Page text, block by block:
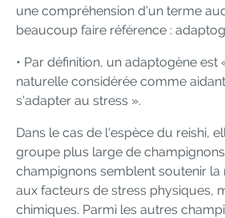
une compréhension d'un terme
beaucoup faire référence :
• Par définition, un adaptogène est
naturelle considérée comme
s'adapter au stress ».
Dans le cas de l'espèce du reishi,
groupe plus large de
champignons semblent soutenir
aux facteurs de stress physiques,
chimiques. Parmi les autres